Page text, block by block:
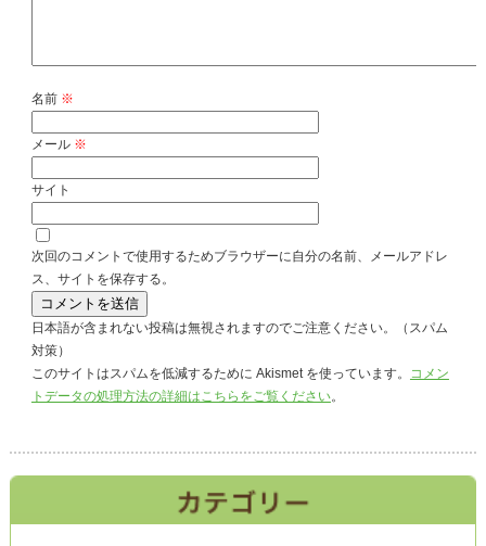
名前 ※
メール ※
サイト
次回のコメントで使用するためブラウザーに自分の名前、メールアドレ
ス、サイトを保存する。
日本語が含まれない投稿は無視されますのでご注意ください。（スパム
対策）
このサイトはスパムを低減するために Akismet を使っています。 コメン
トデータの処理方法の詳細はこちらをご覧ください。